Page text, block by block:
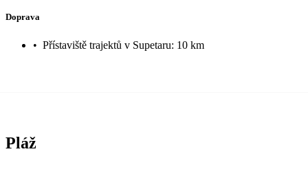
Doprava
• Přístaviště trajektů v Supetaru: 10 km
Pláž